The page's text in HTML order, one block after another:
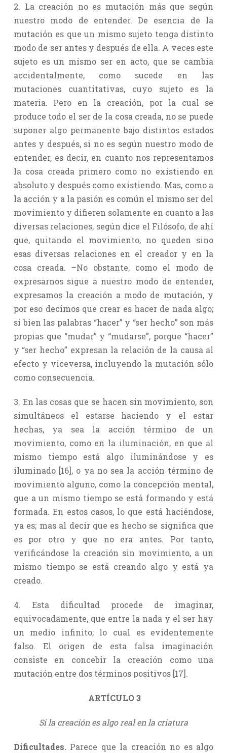
2. La creación no es mutación más que según
nuestro modo de entender. De esencia de la
mutación es que un mismo sujeto tenga distinto
modo de ser antes y después de ella. A veces este
sujeto es un mismo ser en acto, que se cambia
accidentalmente, como sucede en las
mutaciones cuantitativas, cuyo sujeto es la
materia. Pero en la creación, por la cual se
produce todo el ser de la cosa creada, no se puede
suponer algo permanente bajo distintos estados
antes y después, si no es según nuestro modo de
entender, es decir, en cuanto nos representamos
la cosa creada primero como no existiendo en
absoluto y después como existiendo. Mas, como a
la acción y a la pasión es común el mismo ser del
movimiento y difieren solamente en cuanto a las
diversas relaciones, según dice el Filósofo, de ahí
que, quitando el movimiento, no queden sino
esas diversas relaciones en el creador y en la
cosa creada. –No obstante, como el modo de
expresarnos sigue a nuestro modo de entender,
expresamos la creación a modo de mutación, y
por eso decimos que crear es hacer de nada algo;
si bien las palabras “hacer” y “ser hecho” son más
propias que “mudar” y “mudarse”, porque “hacer”
y “ser hecho” expresan la relación de la causa al
efecto y viceversa, incluyendo la mutación sólo
como consecuencia.
3. En las cosas que se hacen sin movimiento, son
simultáneos el estarse haciendo y el estar
hechas, ya sea la acción término de un
movimiento, como en la iluminación, en que al
mismo tiempo está algo iluminándose y es
iluminado [16], o ya no sea la acción término de
movimiento alguno, como la concepción mental,
que a un mismo tiempo se está formando y está
formada. En estos casos, lo que está haciéndose,
ya es; mas al decir que es hecho se significa que
es por otro y que no era antes. Por tanto,
verificándose la creación sin movimiento, a un
mismo tiempo se está creando algo y está ya
creado.
4. Esta dificultad procede de imaginar,
equivocadamente, que entre la nada y el ser hay
un medio infinito; lo cual es evidentemente
falso. El origen de esta falsa imaginación
consiste en concebir la creación como una
mutación entre dos términos positivos [17].
ARTÍCULO 3
Si la creación es algo real en la criatura
Dificultades.Parece que la creación no es algo